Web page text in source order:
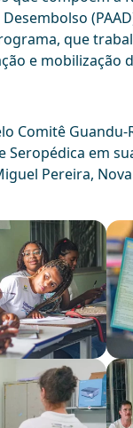
que
e mobilização
Comitê
Seropédica em
Pereira,